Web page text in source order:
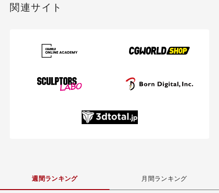
関連サイト
週間ランキング 月間ランキング